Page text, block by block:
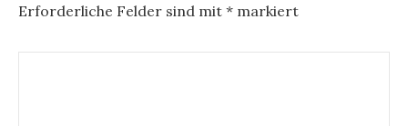
Erforderliche Felder sind mit * markiert